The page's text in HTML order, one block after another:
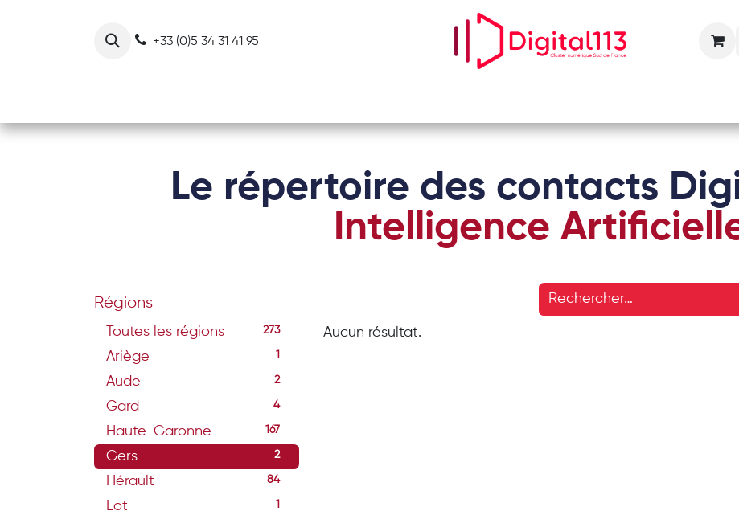
+33 (0)5 34 31 41 95
Le répertoire des contacts
Intelligence
Régions
Toutes les régions 273
Ariège 1
Aude 2
Gard 4
Haute-Garonne 167
Gers 2
Hérault 84
Lot 1
Aucun résultat.